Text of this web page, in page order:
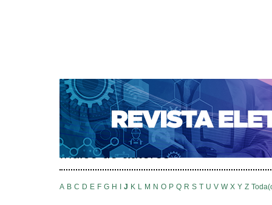
CAPA SOBRE ACESSO CADASTRO
NOTÍCIAS
SUBMISSÕES
PORTAL DE REVISTAS
AUTORES
TUTORIAL PARA AVALIADORES
Capa> Pesquisa> Índice de autores
Índice de autores
A B C D E F G H J K L M N O P Q R S T U V W X Y Z